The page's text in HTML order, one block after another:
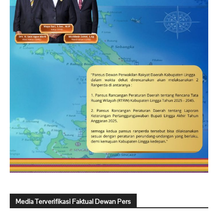
Media Terverifikasi Faktual Dewan Pers